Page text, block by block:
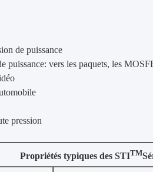
de puissance
puissance: vers les paquets, les
pression
Propriétés typiques des STITM